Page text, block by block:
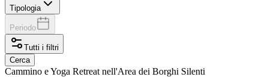
Tipologia
Periodo
Tutti i filtri
Cerca
Cammino e Yoga Retreat nell'Area dei Borghi Silenti